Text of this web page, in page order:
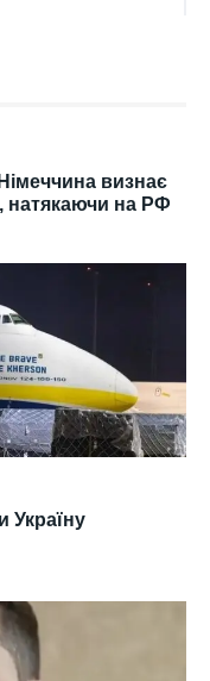
визнає
натякаючи на РФ
Україну